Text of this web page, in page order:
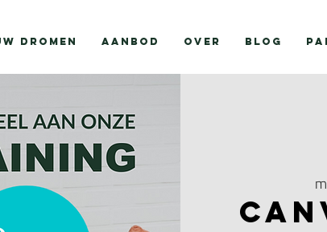
DROMEN AANBOD OVER BLOG